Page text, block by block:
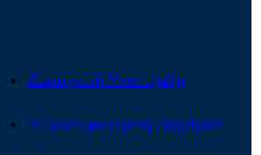
Ζωοτεχνική Υποστήριξη
Μηχανογραφημένη Διαχείριση